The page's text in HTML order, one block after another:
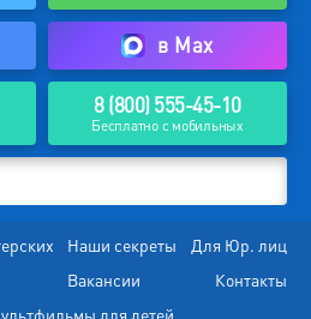
в Max
8 (800) 555-45-10
Бесплатно с мобильных
Наши секреты
Для Юр. лиц
Вакансии
Контакты
для детей